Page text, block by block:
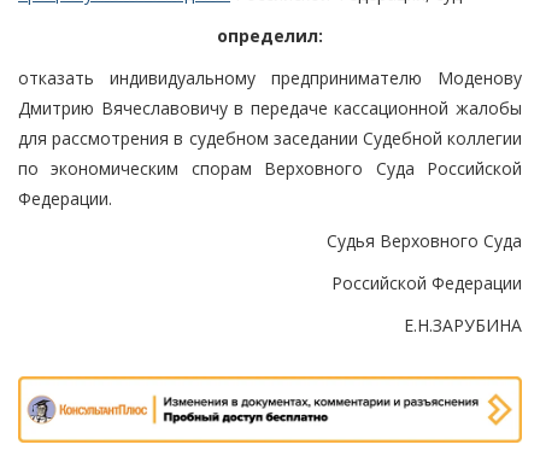
определил:
отказать индивидуальному предпринимателю Моденову
Дмитрию Вячеславовичу в передаче кассационной жалобы
для рассмотрения в судебном заседании Судебной коллегии
по экономическим спорам Верховного Суда Российской
Федерации.
Судья Верховного Суда
Российской Федерации
Е.Н.ЗАРУБИНА